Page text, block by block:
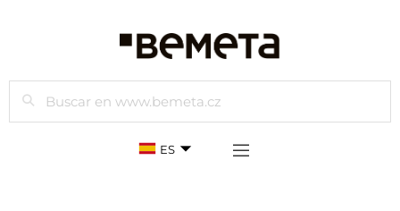
Buscar
ES